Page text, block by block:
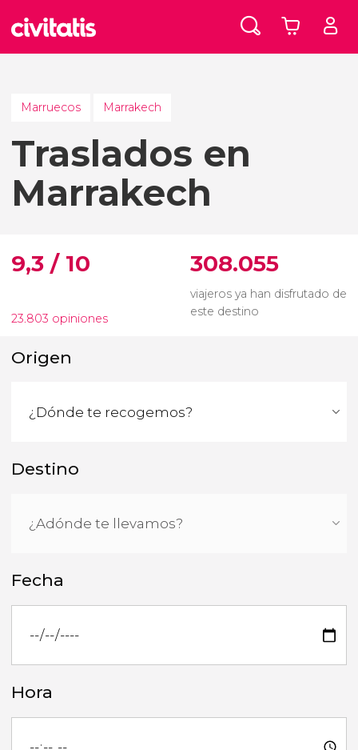
Marruecos Marrakech
Traslados en
Marrakech
9,3 / 10
23.803 opiniones
308.055
viajeros ya han disfrutado de
este destino
Origen
Destino
Fecha
Hora